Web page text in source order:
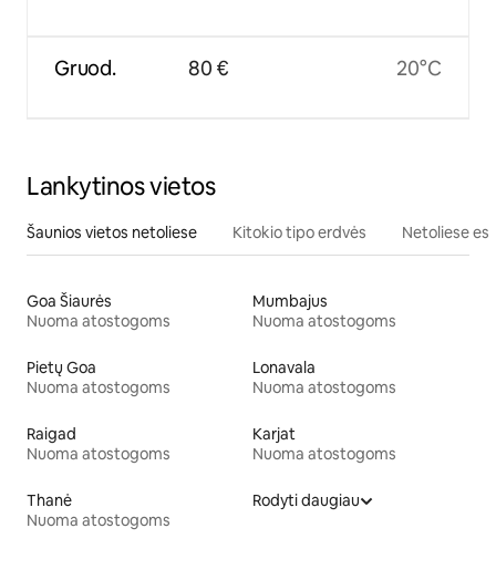
Gruod. 80 € 20°C
Lankytinos vietos
Šaunios vietos netoliese Kitokio tipo erdvės Netoliese
Goa Šiaurės
Nuoma atostogoms
Mumbajus
Nuoma atostogoms
Pietų Goa
Nuoma atostogoms
Lonavala
Nuoma atostogoms
Raigad
Nuoma atostogoms
Karjat
Nuoma atostogoms
Thanė
Nuoma atostogoms
Rodyti daugiau